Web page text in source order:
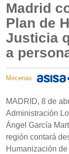
Madrid
Plan de
Justicia
a
Mecenas
MADRID, 8 de
Administración
Ángel García
región contará
Humanización